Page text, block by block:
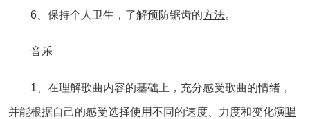
6、保持个人卫生，了解预防锯齿的方法。
音乐
1、在理解歌曲内容的基础上，充分感受歌曲的情绪，
并能根据自己的感受选择使用不同的速度、力度和变化演唱